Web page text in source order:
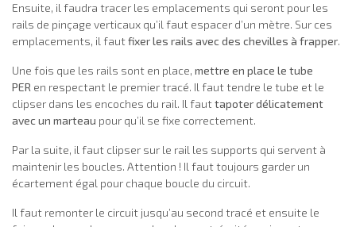
Ensuite, il faudra tracer les emplacements qui seront pour les
rails de pinçage verticaux qu’il faut espacer d’un mètre. Sur ces
emplacements, il fautfixer les rails avec des chevilles à frapper.
Une fois que les rails sont en place, mettre en place le tube
PER en respectant le premier tracé. Il faut tendre le tube et le
clipser dans les encoches du rail. Il fauttapoter délicatement
avec un marteau pour qu’il se fixe correctement.
Par la suite, il faut clipser sur le rail les supports qui servent à
maintenir les boucles. Attention ! Il faut toujours garder un
écartement égal pour chaque boucle du circuit.
Il faut remonter le circuit jusqu’au second tracé et ensuite le